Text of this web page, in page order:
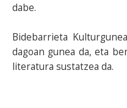
dabe.
Bidebarrieta
dagoan gunea da, eta
literatura sustatzea da.